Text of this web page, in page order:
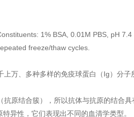
1% BSA, 0.01M PBS, pH 7.4
freeze/thaw cycles.
万、多种多样的免疫球蛋白（Ig）分
原结合簇），所以抗体与抗原的结合
异性，它们表现出不同的血清学类型。